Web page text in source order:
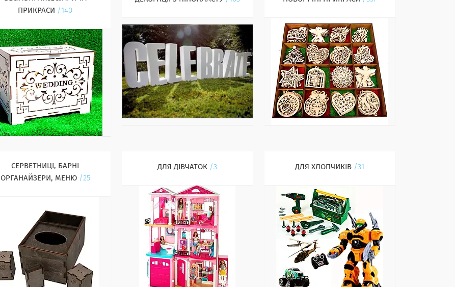
ПРИКРАСИ
140
СЕРВЕТНИЦІ, БАРНІ
ОРГАНАЙЗЕРИ, МЕНЮ
25
ДЛЯ ДІВЧАТОК 3 ДЛЯ ХЛОПЧИКІВ 31